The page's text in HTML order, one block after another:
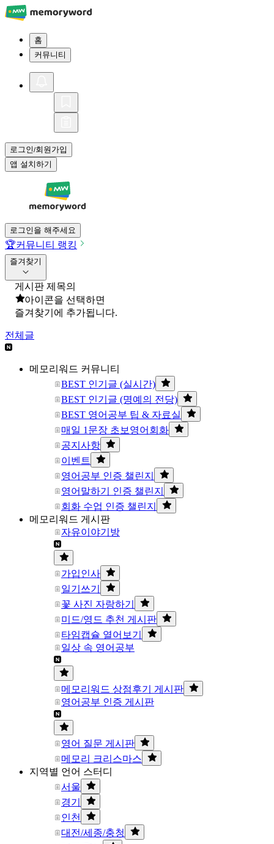
홈
커뮤니티
로그인/회원가입
앱 설치하기
로그인을 해주세요
🏆커뮤니티 랭킹
즐겨찾기
게시판 제목의
아이콘을 선택하면
즐겨찾기에 추가됩니다.
전체글
메모리워드 커뮤니티
BEST 인기글 (실시간)
BEST 인기글 (명예의 전당)
BEST 영어공부 팁 & 자료실
매일 1문장 초보영어회화
공지사항
이벤트
영어공부 인증 챌린지
영어말하기 인증 챌린지
회화 수업 인증 챌린지
메모리워드 게시판
자유이야기방
가입인사
일기쓰기
꽃 사진 자랑하기
미드/영드 추천 게시판
타임캡슐 열어보기
일상 속 영어공부
메모리워드 상점후기 게시판
영어공부 인증 게시판
영어 질문 게시판
메모리 크리스마스
지역별 언어 스터디
서울
경기
인천
대전/세종/충청